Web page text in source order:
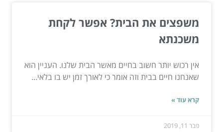
משפצים את הבית? אפשר לקחת
משכנתא
אין רכוש יותר חשוב בחיים מאשר הבית שלנו. העניין הוא
שאנחנו חיים בבית וזה אומר כי לאורך זמן יש בו בלאי...
קרא עוד »
פבר 11, 2019